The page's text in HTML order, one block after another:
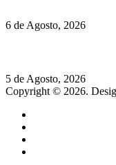
6 de Agosto, 2026
5 de Agosto, 2026
Copyright © 2026.